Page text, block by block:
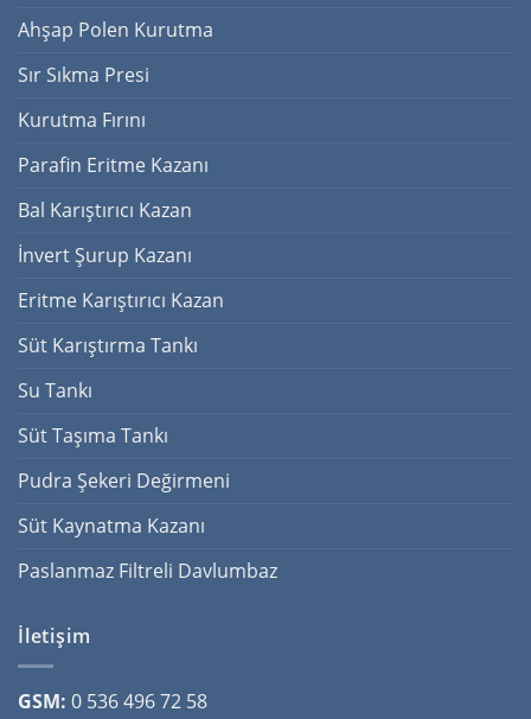
Ahşap Polen Kurutma
Sır Sıkma Presi
Kurutma Fırını
Parafin Eritme Kazanı
Bal Karıştırıcı Kazan
İnvert Şurup Kazanı
Eritme Karıştırıcı Kazan
Süt Karıştırma Tankı
Su Tankı
Süt Taşıma Tankı
Pudra Şekeri Değirmeni
Süt Kaynatma Kazanı
Paslanmaz Filtreli Davlumbaz
İletişim
GSM: 0 536 496 72 58